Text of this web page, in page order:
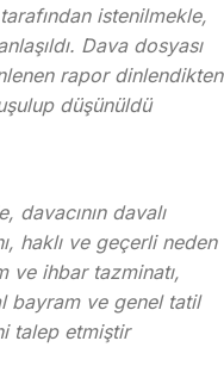
istenilmekle,
Dava dosyası
rapor dinlendikten
düşünüldü
davacının davalı
haklı ve geçerli neden
ve ihbar tazminatı,
bayram ve genel tatil
talep etmiştir